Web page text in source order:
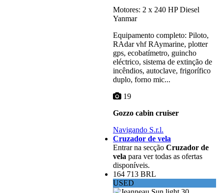
Motores: 2 x 240 HP Diesel
Yanmar
Equipamento completo: Piloto,
RAdar vhf RAymarine, plotter
gps, ecobatímetro, guincho
eléctrico, sistema de extinção de
incêndios, autoclave, frigorífico
duplo, forno mic...
19
Gozzo cabin cruiser
Navigando S.r.l.
Cruzador de vela
Entrar na secção Cruzador de
vela para ver todas as ofertas
disponíveis.
164 713 BRL
USED